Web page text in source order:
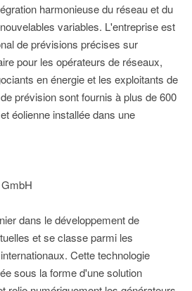
harmonieuse du réseau et du
variables. L'entreprise est
de prévisions précises sur
pour les opérateurs de réseaux,
en énergie et les exploitants de
prévision sont fournis à plus de 600
éolienne installée dans une
dans le développement de
et se classe parmi les
Cette technologie
sous la forme d'une solution